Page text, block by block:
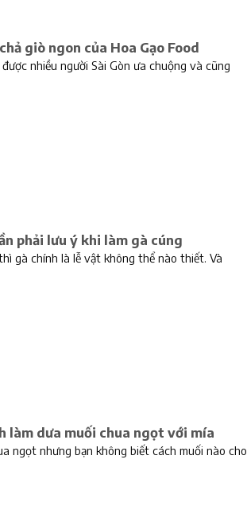
giò ngon của Hoa Gạo Food
nhiều người Sài Gòn ưa chuộng và cũng
phải lưu ý khi làm gà cúng
gà chính là lễ vật không thể nào thiết. Và
làm dưa muối chua ngọt với mía
ngọt nhưng bạn không biết cách muối nào cho